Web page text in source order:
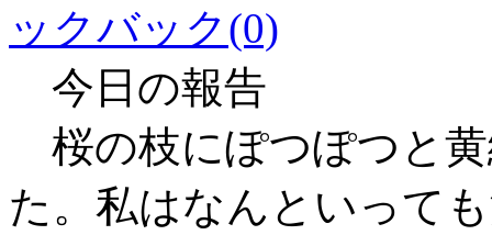
ックバック(0)
今日の報告
桜の枝にぽつぽつと
た。私はなんといって